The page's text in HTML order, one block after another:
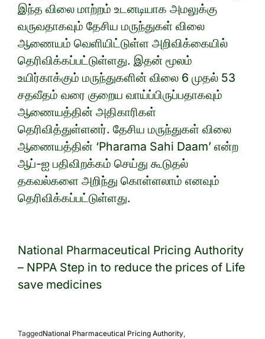
இந்த விலை மாற்றம் உடனடியாக அமலுக்கு
வருவதாகவும் தேசிய மருந்துகள் விலை
ஆணையம் வெளியிட்டுள்ள அறிவிக்கையில்
தெரிவிக்கப்பட்டுள்ளது. இதன் மூலம்
உயிர்காக்கும் மருந்துகளின் விலை 6 முதல் 53
சதவீதம் வரை குறைய வாய்ப்பிருப்பதாகவும்
ஆணையத்தின் அதிகாரிகள்
தெரிவித்துள்ளனர். தேசிய மருந்துகள் விலை
ஆணையத்தின் ‘Pharama Sahi Daam’ என்ற
ஆப்-ஐ பதிவிறக்கம் செய்து கூடுதல்
தகவல்களை அறிந்து கொள்ளலாம் எனவும்
தெரிவிக்கப்பட்டுள்ளது.
National Pharmaceutical Pricing Authority
– NPPA Step in to reduce the prices of Life
save medicines
TaggedNational Pharmaceutical Pricing Authority,